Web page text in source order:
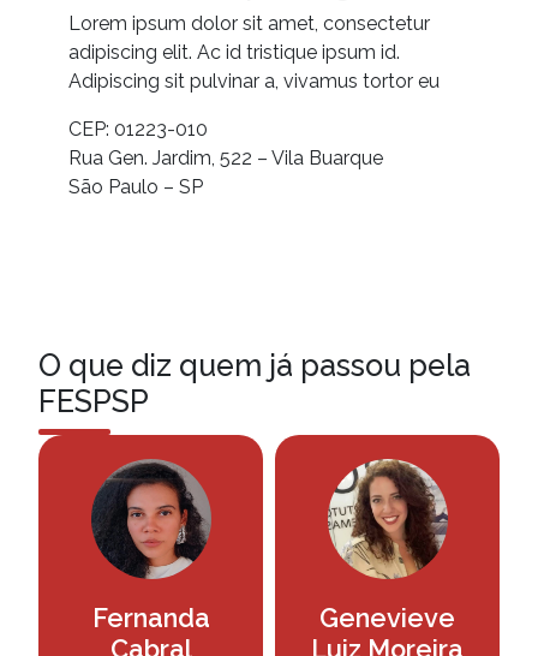
Lorem ipsum dolor sit amet, consectetur
adipiscing elit. Ac id tristique ipsum id.
Adipiscing sit pulvinar a, vivamus tortor eu
CEP: 01223-010
Rua Gen. Jardim, 522 – Vila Buarque
São Paulo – SP
O que diz quem já passou pela
FESPSP
Fernanda
Cabral
Genevieve
Luiz Moreira